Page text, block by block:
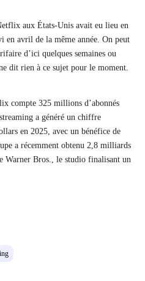
aux États-Unis avait eu lieu en
en avril de la même année. On peut
d’ici quelques semaines ou
dit rien à ce sujet pour le moment.
compte 325 millions d’abonnés
a généré un chiffre
en 2025, avec un bénéfice de
a récemment obtenu 2,8 milliards
Warner Bros., le studio finalisant un